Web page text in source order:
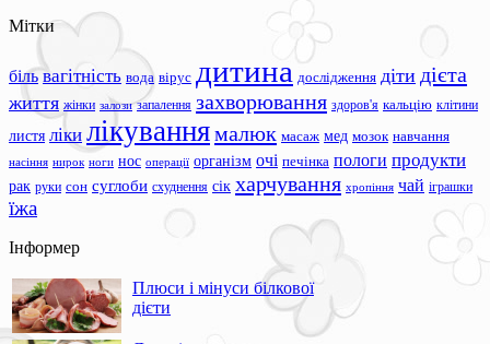
Мітки
біль вагітність вода вірус дитина дослідження діти дієта
життя жінки залози запалення захворювання здоров'я кальцію клітини
листя ліки лікуваннямалюк масаж мед мозок навчання
насіння нирок ноги нос операції організм очі печінка пологи продукти
рак руки сон суглоби схуднення сік харчування хропіння чай іграшки
їжа
Інформер
Плюси і мінуси білкової
дієти